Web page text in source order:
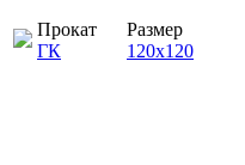
Прокат
ГК
Размер
120х120